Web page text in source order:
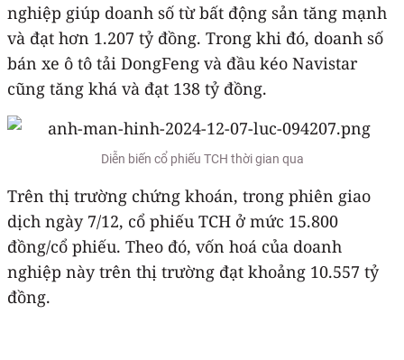
nghiệp giúp doanh số từ bất động sản tăng mạnh
và đạt hơn 1.207 tỷ đồng. Trong khi đó, doanh số
bán xe ô tô tải DongFeng và đầu kéo Navistar
cũng tăng khá và đạt 138 tỷ đồng.
Diễn biến cổ phiếu TCH thời gian qua
Trên thị trường chứng khoán, trong phiên giao
dịch ngày 7/12, cổ phiếu TCH ở mức 15.800
đồng/cổ phiếu. Theo đó, vốn hoá của doanh
nghiệp này trên thị trường đạt khoảng 10.557 tỷ
đồng.